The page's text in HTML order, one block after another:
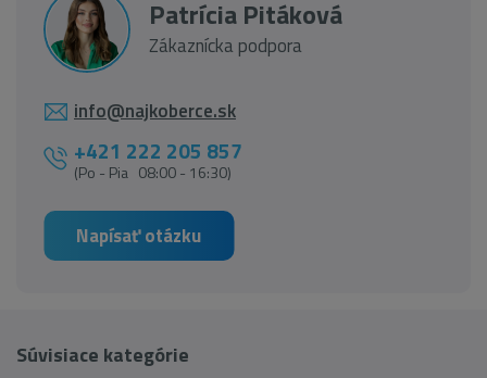
Patrícia Pitáková
Zákaznícka podpora
info@najkoberce.sk
+421 222 205 857
(Po - Pia 08:00 - 16:30)
Napísať otázku
Súvisiace kategórie